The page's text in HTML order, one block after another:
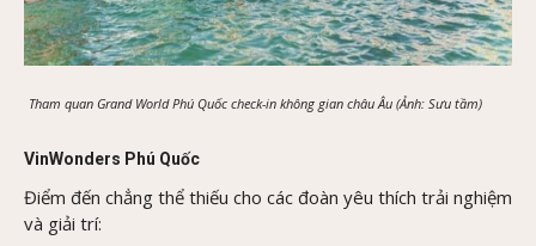
Tham quan Grand World Phú Quốc check-in không gian châu Âu (Ảnh: Sưu tầm)
VinWonders Phú Quốc
Điểm đến chẳng thể thiếu cho các đoàn yêu thích trải nghiệm
và giải trí: